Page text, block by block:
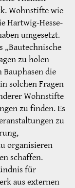
Wohnstifte wie
Hartwig-Hesse-
umgesetzt.
„Bautechnische
zu holen
die
solchen Fragen
Wohnstifte
zu finden. Es
zu
organisieren
schaffen.
für
aus externen